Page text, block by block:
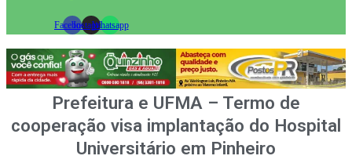
FacebookInstagramWhatsapp
Prefeitura e UFMA – Termo de
cooperação visa implantação do Hospital
Universitário em Pinheiro